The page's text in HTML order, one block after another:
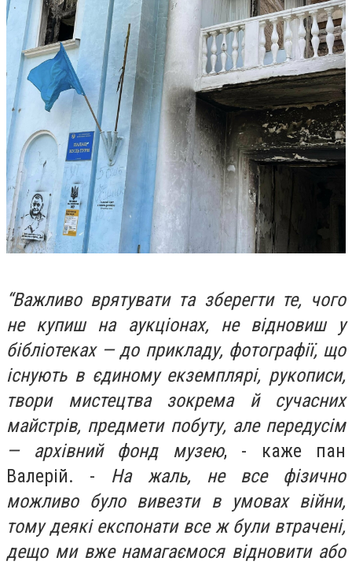
“Важливо врятувати та зберегти те, чого
не купиш на аукціонах, не відновиш у
бібліотеках — до прикладу, фотографії, що
існують в єдиному екземплярі, рукописи,
твори мистецтва зокрема й сучасних
майстрів, предмети побуту, але передусім
— архівний фонд музею, - каже пан
Валерій. - На жаль, не все фізично
можливо було вивезти в умовах війни,
тому деякі експонати все ж були втрачені,
дещо ми вже намагаємося відновити або